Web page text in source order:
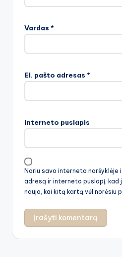
Vardas *
El. pašto adresas *
Interneto puslapis
Noriu savo interneto naršyklėje
adresą ir interneto puslapį, kad
naujo, kai kitą kartą vėl norėsiu